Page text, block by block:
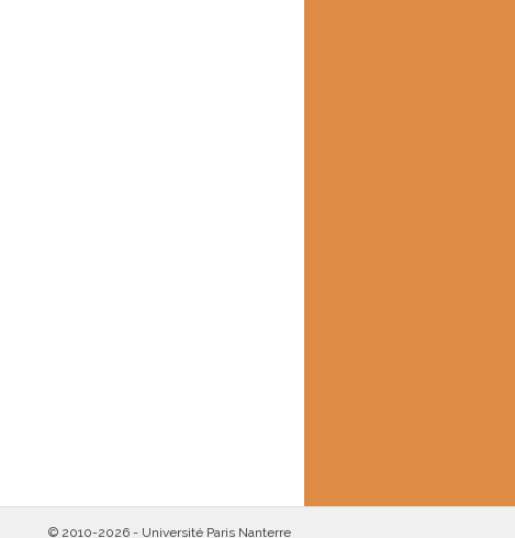
© 2010-2026 - Université Paris Nanterre